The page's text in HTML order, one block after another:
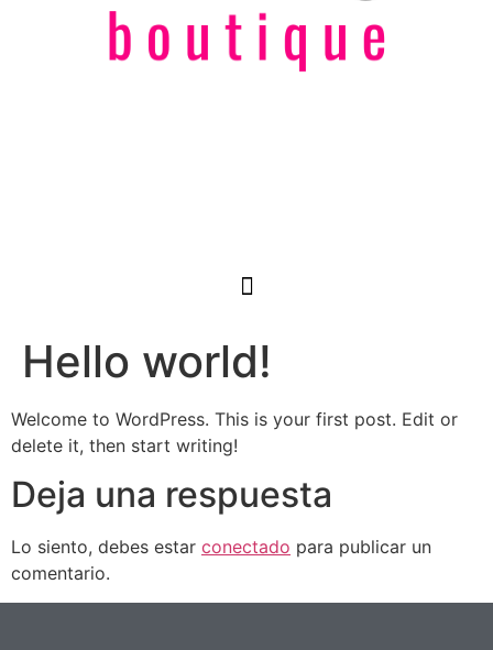
Hello world!
Welcome to WordPress. This is your first post. Edit or
delete it, then start writing!
Deja una respuesta
Lo siento, debes estar conectado para publicar un
comentario.